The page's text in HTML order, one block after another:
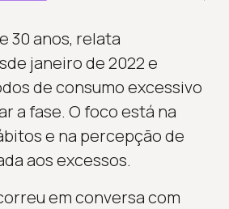
30 anos, relata
janeiro de 2022 e
de consumo excessivo
a fase. O foco está na
e na percepção de
aos excessos.
em conversa com